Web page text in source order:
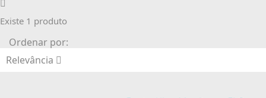
Existe 1 produto
Ordenar por:
Relevância